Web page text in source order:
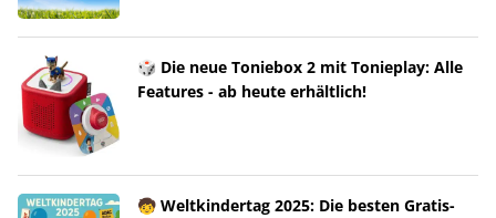
🎲 Die neue Toniebox 2 mit Tonieplay: Alle
Features - ab heute erhältlich!
🧒 Weltkindertag 2025: Die besten Gratis-